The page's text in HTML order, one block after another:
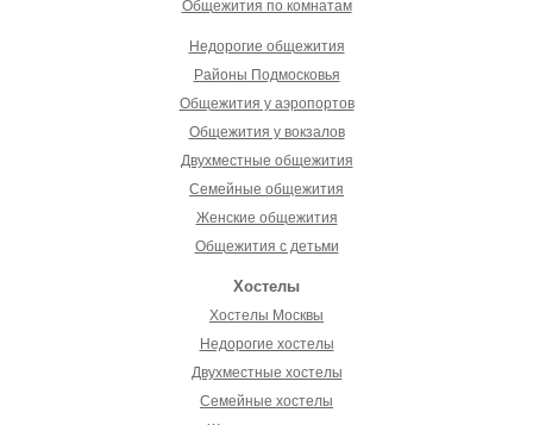
Общежития по комнатам
Недорогие общежития
Районы Подмосковья
Общежития у аэропортов
Общежития у вокзалов
Двухместные общежития
Семейные общежития
Женские общежития
Общежития с детьми
Хостелы
Хостелы Москвы
Недорогие хостелы
Двухместные хостелы
Семейные хостелы